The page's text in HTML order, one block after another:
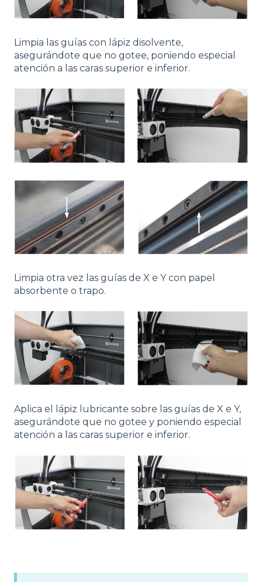
Limpia las guías con lápiz disolvente,
asegurándote que no gotee, poniendo especial
atención a las caras superior e inferior.
Limpia otra vez las guías de X e Y con papel
absorbente o trapo.
Aplica el lápiz lubricante sobre las guías de X e Y,
asegurándote que no gotee y poniendo especial
atención a las caras superior e inferior.